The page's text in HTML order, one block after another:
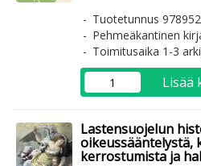
Tuotetunnus
Pehmeäkantinen
Toimitusaika 1-3
Lisää
Lastensuojelun
oikeussääntelystä,
kerrostumista ja